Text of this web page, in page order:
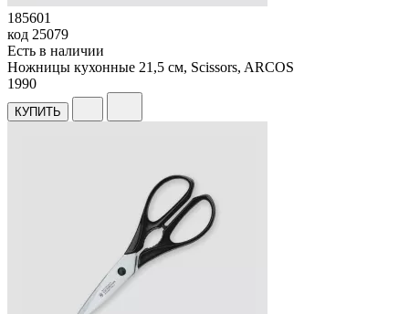
185601
код 25079
Есть в наличии
Ножницы кухонные 21,5 см, Scissors, ARCOS
1990
КУПИТЬ